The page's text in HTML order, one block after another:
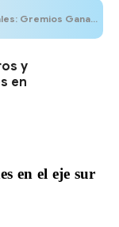
rechazamos invasiones en Francisco Javier Pulgar
y
en
en el eje sur